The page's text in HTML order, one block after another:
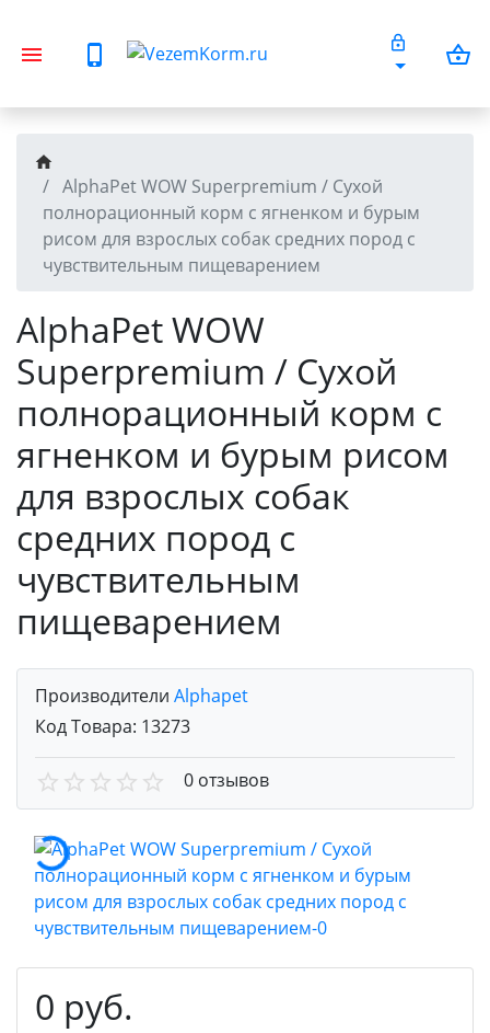
AlphaPet WOW Superpremium / Сухой
полнорационный корм с ягненком и бурым
рисом для взрослых собак средних пород с
чувствительным пищеварением
AlphaPet WOW
Superpremium / Сухой
полнорационный корм с
ягненком и бурым рисом
для взрослых собак
средних пород с
чувствительным
пищеварением
Производители Alphapet
Код Товара: 13273
0 отзывов
0 руб.